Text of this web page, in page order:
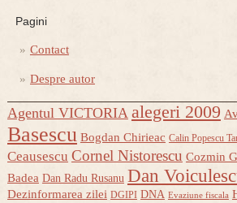
Pagini
Contact
Despre autor
Agentul VICTORIA alegeri 2009
Basescu Bogdan Chirieac Calin Popescu
Ceausescu Cornel Nistorescu Cozmin
Badea Dan Radu Rusanu Dan
Dezinformarea zilei DGIPI DNA Evaziune fiscala